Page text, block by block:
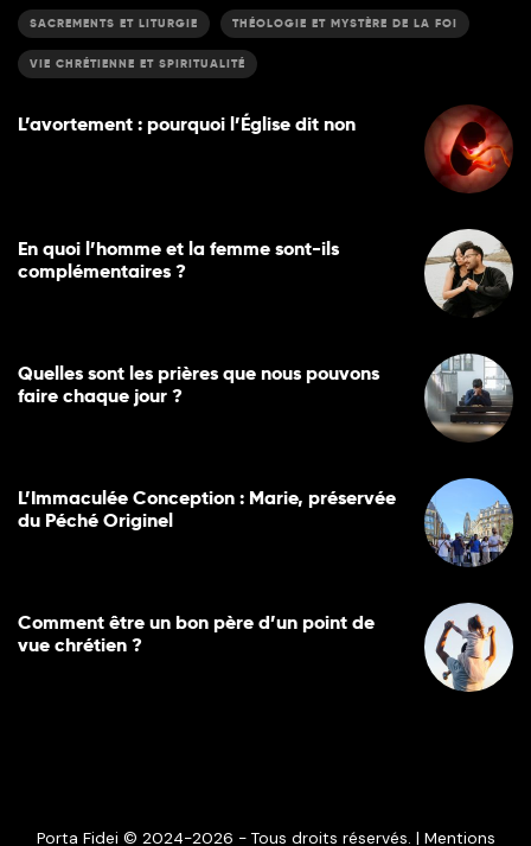
SACREMENTS ET LITURGIE THÉOLOGIE ET MYSTÈRE DE LA FOI
VIE CHRÉTIENNE ET SPIRITUALITÉ
L’avortement : pourquoi l’Église dit non
En quoi l’homme et la femme sont-ils
complémentaires ?
Quelles sont les prières que nous pouvons
faire chaque jour ?
L’Immaculée Conception : Marie, préservée
du Péché Originel
Comment être un bon père d’un point de
vue chrétien ?
Porta Fidei © 2024-2026 - Tous droits réservés. | Mentions